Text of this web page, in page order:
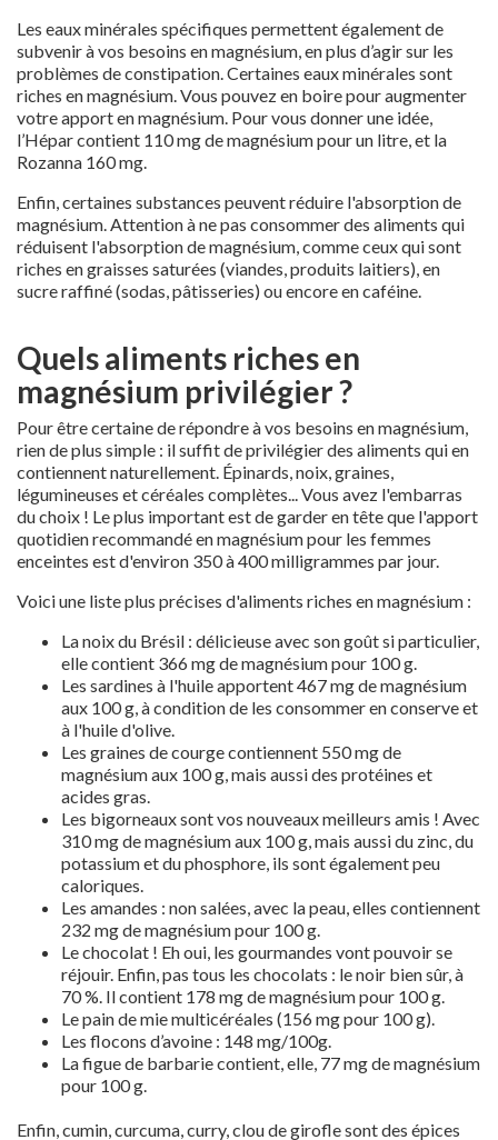
Les eaux minérales spécifiques permettent également de
subvenir à vos besoins en magnésium, en plus d’agir sur les
problèmes de constipation. Certaines eaux minérales sont
riches en magnésium. Vous pouvez en boire pour augmenter
votre apport en magnésium. Pour vous donner une idée,
l’Hépar contient 110 mg de magnésium pour un litre, et la
Rozanna 160 mg.
Enfin, certaines substances peuvent réduire l'absorption de
magnésium. Attention à ne pas consommer des aliments qui
réduisent l'absorption de magnésium, comme ceux qui sont
riches en graisses saturées (viandes, produits laitiers), en
sucre raffiné (sodas, pâtisseries) ou encore en caféine.
Quels aliments riches en
magnésium privilégier ?
Pour être certaine de répondre à vos besoins en magnésium,
rien de plus simple : il suffit de privilégier des aliments qui en
contiennent naturellement. Épinards, noix, graines,
légumineuses et céréales complètes... Vous avez l'embarras
du choix ! Le plus important est de garder en tête que l'apport
quotidien recommandé en magnésium pour les femmes
enceintes est d'environ 350 à 400 milligrammes par jour.
Voici une liste plus précises d'aliments riches en magnésium :
La noix du Brésil : délicieuse avec son goût si particulier,
elle contient 366 mg de magnésium pour 100 g.
Les sardines à l'huile apportent 467 mg de magnésium
aux 100 g, à condition de les consommer en conserve et
à l'huile d'olive.
Les graines de courge contiennent 550 mg de
magnésium aux 100 g, mais aussi des protéines et
acides gras.
Les bigorneaux sont vos nouveaux meilleurs amis ! Avec
310 mg de magnésium aux 100 g, mais aussi du zinc, du
potassium et du phosphore, ils sont également peu
caloriques.
Les amandes : non salées, avec la peau, elles contiennent
232 mg de magnésium pour 100 g.
Le chocolat ! Eh oui, les gourmandes vont pouvoir se
réjouir. Enfin, pas tous les chocolats : le noir bien sûr, à
70 %. Il contient 178 mg de magnésium pour 100 g.
Le pain de mie multicéréales (156 mg pour 100 g).
Les flocons d’avoine : 148 mg/100g.
La figue de barbarie contient, elle, 77 mg de magnésium
pour 100 g.
Enfin, cumin, curcuma, curry, clou de girofle sont des épices